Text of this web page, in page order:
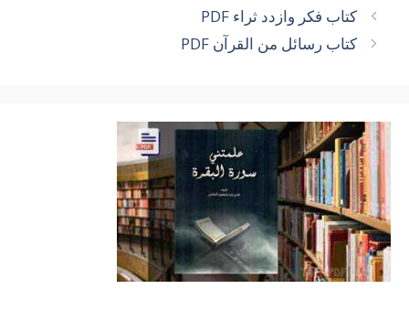
كتاب فكر وازدد ثراء PDF
كتاب رسائل من القرآن PDF